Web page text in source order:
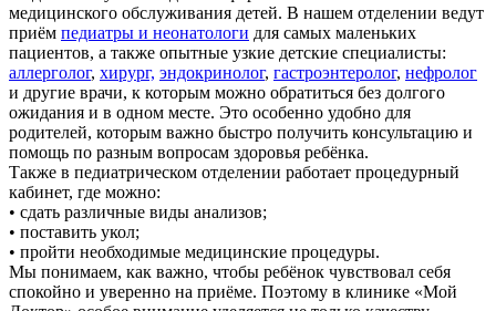
медицинского обслуживания детей. В нашем отделении ведут
приём педиатры и неонатологи для самых маленьких
пациентов, а также опытные узкие детские специалисты:
аллерголог, хирург, эндокринолог, гастроэнтеролог, нефролог
и другие врачи, к которым можно обратиться без долгого
ожидания и в одном месте. Это особенно удобно для
родителей, которым важно быстро получить консультацию и
помощь по разным вопросам здоровья ребёнка.
Также в педиатрическом отделении работает процедурный
кабинет, где можно:
• сдать различные виды анализов;
• поставить укол;
• пройти необходимые медицинские процедуры.
Мы понимаем, как важно, чтобы ребёнок чувствовал себя
спокойно и уверенно на приёме. Поэтому в клинике «Мой